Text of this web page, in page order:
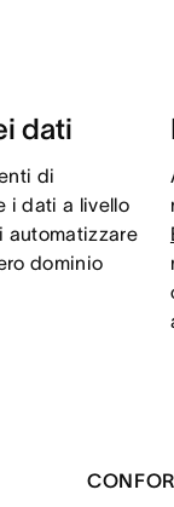
dati
di
i dati a livello
automatizzare
dominio